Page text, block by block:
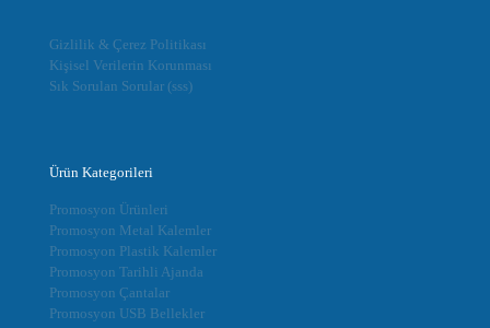
Gizlilik & Çerez Politikası
Kişisel Verilerin Korunması
Sık Sorulan Sorular (sss)
Ürün Kategorileri
Promosyon Ürünleri
Promosyon Metal Kalemler
Promosyon Plastik Kalemler
Promosyon Tarihli Ajanda
Promosyon Çantalar
Promosyon USB Bellekler